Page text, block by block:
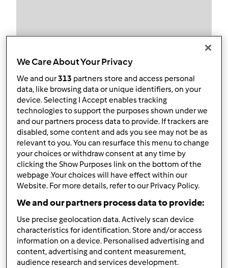
stopa
Aktualna liczba punktów użytkownika: 12
Który model Thermomix ® posiadasz?
Thermomix ® TM 31
Najlepszy przepis
Ciasto marchewkowe
Komentarze
We Care About Your Privacy
We and our313 partners store and access personal
data, like browsing data or unique identifiers, on your
device. Selecting I Accept enables tracking
technologies to support the purposes shown under we
and our partners process data to provide. If trackers are
disabled, some content and ads you see may not be as
relevant to you. You can resurface this menu to change
your choices or withdraw consent at any time by
clicking the Show Purposes link on the bottom of the
webpage .Your choices will have effect within our
Website. For more details, refer to our Privacy Policy.
We and our partners process data to provide:
Use precise geolocation data. Actively scan device
characteristics for identification. Store and/or access
information on a device. Personalised advertising and
content, advertising and content measurement,
audience research and services development.